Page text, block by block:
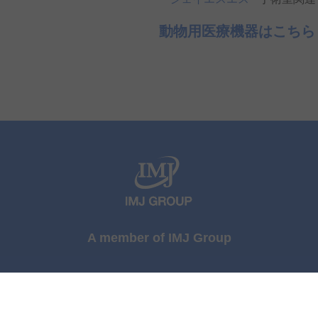
動物用医療機器はこちら
A member of IMJ Group